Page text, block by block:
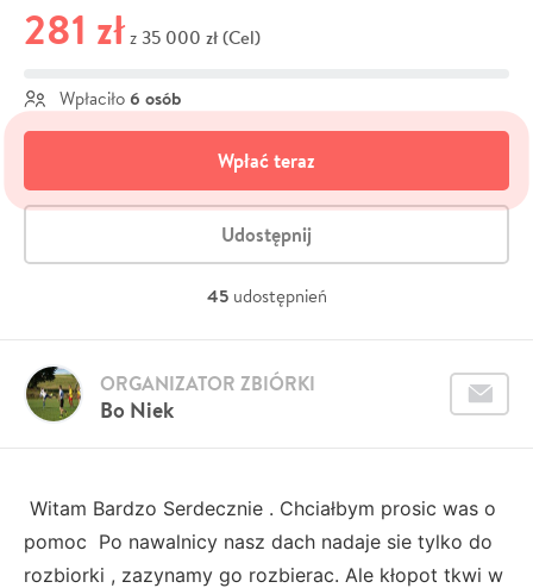
281 zł z 35 000 zł (Cel)
Wpłaciło 6 osób
Wpłać teraz
Udostępnij
45 udostępnień
Bo Niek
ORGANIZATOR ZBIÓRKI
Witam Bardzo Serdecznie . Chciałbym prosic was o
pomoc Po nawalnicy nasz dach nadaje sie tylko do
rozbiorki , zazynamy go rozbierac. Ale kłopot tkwi w